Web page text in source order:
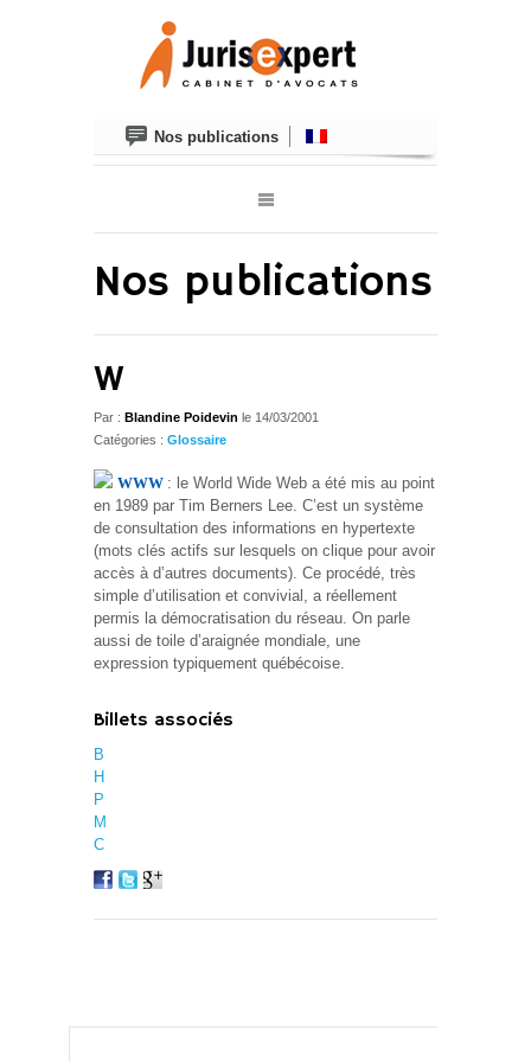
Nos publications
Nos publications
W
Par : Blandine Poidevin le 14/03/2001
Catégories : Glossaire
WWW : le World Wide Web a été mis au point
en 1989 par Tim Berners Lee. C’est un système
de consultation des informations en hypertexte
(mots clés actifs sur lesquels on clique pour avoir
accès à d’autres documents). Ce procédé, très
simple d’utilisation et convivial, a réellement
permis la démocratisation du réseau. On parle
aussi de toile d’araignée mondiale, une
expression typiquement québécoise.
Billets associés
B
H
P
M
C